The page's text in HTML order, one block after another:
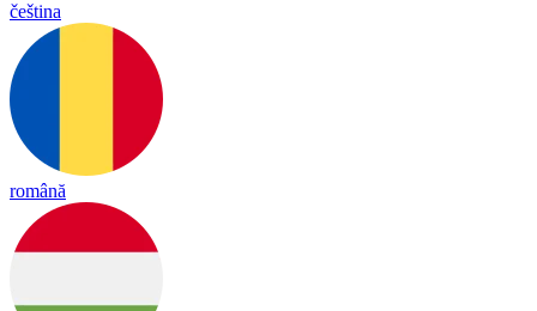
čeština
română